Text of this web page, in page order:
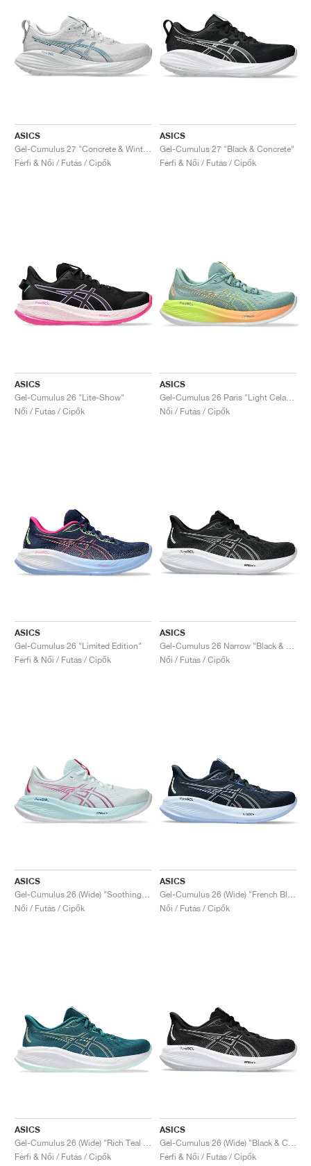
ASICS
Férfi & Női / Futás / Cipők
ASICS
Gel-Cumulus 27 "Black & Concrete"
Férfi & Női / Futás / Cipők
ASICS
Gel-Cumulus 26 "Lite-Show"
Női / Futás / Cipők
ASICS
Női / Futás / Cipők
ASICS
Gel-Cumulus 26 "Limited Edition"
Férfi & Női / Futás / Cipők
ASICS
Női / Futás / Cipők
ASICS
Női / Futás / Cipők
ASICS
Női / Futás / Cipők
ASICS
Férfi & Női / Futás / Cipők
ASICS
Férfi & Női / Futás / Cipők